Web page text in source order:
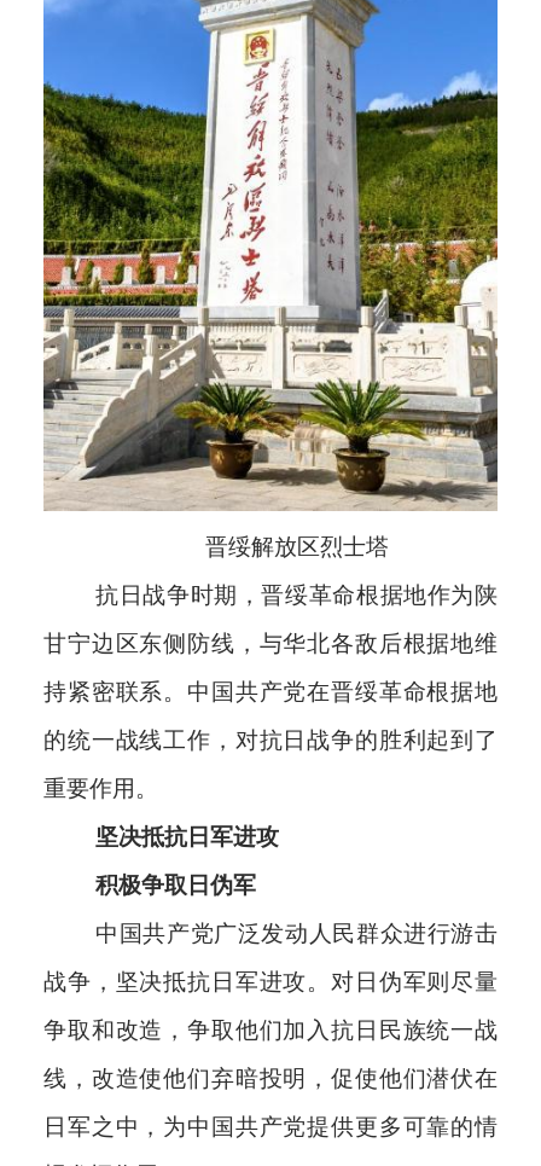
晋绥解放区烈士塔
抗日战争时期，晋绥革命根据地作为陕
甘宁边区东侧防线，与华北各敌后根据地维
持紧密联系。中国共产党在晋绥革命根据地
的统一战线工作，对抗日战争的胜利起到了
重要作用。
坚决抵抗日军进攻
积极争取日伪军
中国共产党广泛发动人民群众进行游击
战争，坚决抵抗日军进攻。对日伪军则尽量
争取和改造，争取他们加入抗日民族统一战
线，改造使他们弃暗投明，促使他们潜伏在
日军之中，为中国共产党提供更多可靠的情